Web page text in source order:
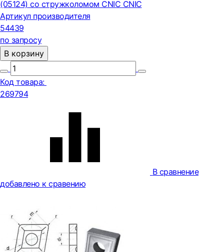
(05124) со стружколомом CNIC CNIC
Артикул производителя
54439
по запросу
В корзину
Код товара:
269794
В сравнение
добавлено к сравению